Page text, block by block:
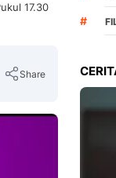
17.30
Share
#